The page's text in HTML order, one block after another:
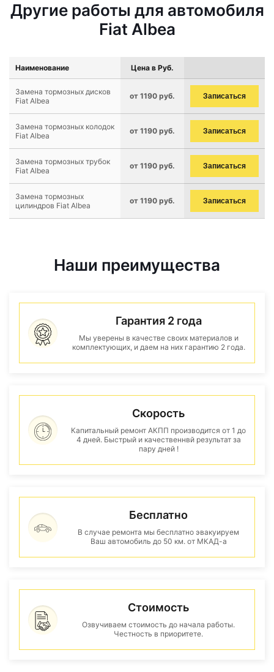
Другие работы для автомобиля
Fiat Albea
Наименование Цена в Руб.
Замена тормозных дисков
Fiat Albea
от 1190 руб. Записаться
Замена тормозных колодок
Fiat Albea
от 1190 руб. Записаться
Замена тормозных трубок
Fiat Albea
от 1190 руб. Записаться
Замена тормозных
цилиндров Fiat Albea
от 1190 руб. Записаться
Наши преимущества
Гарантия 2 года
Мы уверены в качестве своих материалов и
комплектующих, и даем на них гарантию 2 года.
Скорость
Капитальный ремонт АКПП производится от 1 до
4 дней. Быстрый и качественнвй результат за
пару дней !
Бесплатно
В случае ремонта мы бесплатно эвакуируем
Ваш автомобиль до 50 км. от МКАД-а
Стоимость
Озвучиваем стоимость до начала работы.
Честность в приоритете.